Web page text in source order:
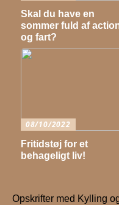
Skal du have en
sommer fuld af
og fart?
08/10/2022
Fritidstøj for et
behageligt liv!
Opskrifter med Kylling